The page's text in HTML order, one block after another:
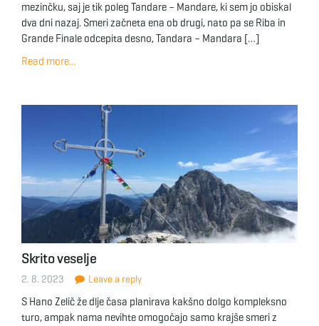
mezinčku, saj je tik poleg Tandare – Mandare, ki sem jo obiskal
dva dni nazaj. Smeri začneta ena ob drugi, nato pa se Riba in
Grande Finale odcepita desno, Tandara – Mandara […]
Read more...
Skrito veselje
2. 8. 2023 Leave a reply
S Hano Zelič že dlje časa planirava kakšno dolgo kompleksno
turo, ampak nama nevihte omogočajo samo krajše smeri z